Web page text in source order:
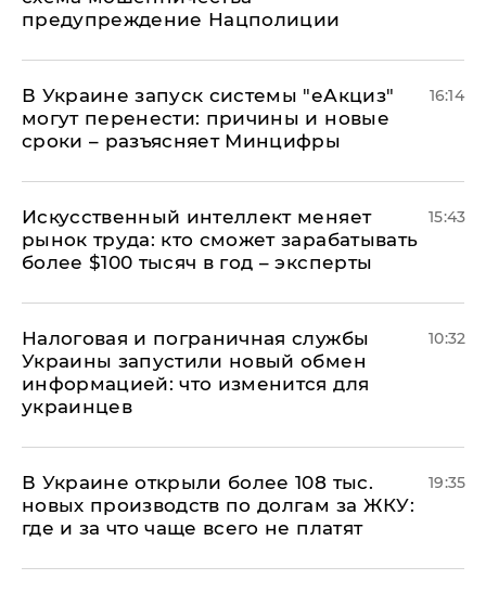
предупреждение Нацполиции
В Украине запуск системы "еАкциз"
могут перенести: причины и новые
сроки – разъясняет Минцифры
16:14
Искусственный интеллект меняет
рынок труда: кто сможет зарабатывать
более $100 тысяч в год – эксперты
15:43
Налоговая и пограничная службы
Украины запустили новый обмен
информацией: что изменится для
украинцев
10:32
В Украине открыли более 108 тыс.
новых производств по долгам за ЖКУ:
где и за что чаще всего не платят
19:35